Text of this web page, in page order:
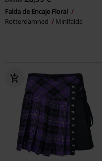
Falda de Encaje Floral
Rotterdamned
Minifalda